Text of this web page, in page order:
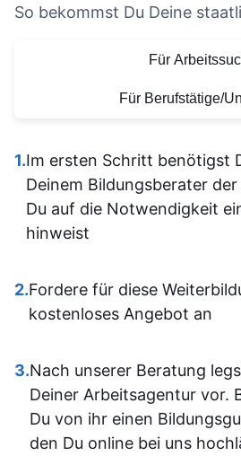
die
einem
zugänglich,
sich gut
alle, die
SPS
Sehr
So bekommst Du Deine
Für
Für Berufstätige/
1.Im ersten Schritt benötigst
Deinem Bildungsberater
Du auf die Notwendigkeit
hinweist
2.Fordere für diese
kostenloses Angebot an
3.Nach unserer Beratung
Deiner Arbeitsagentur vor.
Du von ihr einen
den Du online bei uns